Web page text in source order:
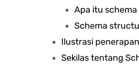
Apa itu
Schema
Ilustrasi
Sekilas tentang